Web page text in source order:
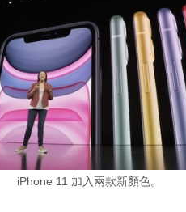
iPhone 11 加入兩款新顏色。